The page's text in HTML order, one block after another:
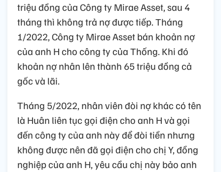
triệu đồng của Công ty Mirae Asset, sau 4
tháng thì không trả nợ được tiếp. Tháng
1/2022, Công ty Mirae Asset bán khoản nợ
của anh H cho công ty của Thống. Khi đó
khoản nợ nhân lên thành 65 triệu đồng cả
gốc và lãi.
Tháng 5/2022, nhân viên đòi nợ khác có tên
là Huân liên tục gọi điện cho anh H và gọi
đến công ty của anh này để đòi tiền nhưng
không được nên đã gọi điện cho chị Y, đồng
nghiệp của anh H, yêu cầu chị này bảo anh